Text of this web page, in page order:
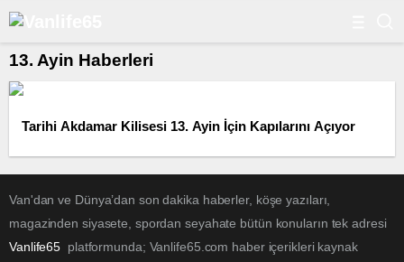
13. Ayin Haberleri
Tarihi Akdamar Kilisesi 13. Ayin İçin Kapılarını Açıyor
Van'dan ve Dünya’dan son dakika haberler, köşe yazıları,
magazinden siyasete, spordan seyahate bütün konuların tek adresi
Vanlife65 platformunda; Vanlife65.com haber içerikleri kaynak